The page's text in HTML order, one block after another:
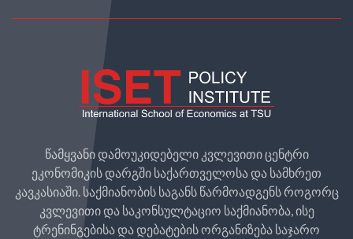
წამყვანი დამოუკიდებელი კვლევითი ცენტრი
ეკონომიკის დარგში საქართველოსა და სამხრეთ
კავკასიაში. საქმიანობის საგანს წარმოადგენს როგორც
კვლევითი და საკონსულტაციო საქმიანობა, ისე
ტრენინგებისა და დებატების ორგანიზება საჯარო